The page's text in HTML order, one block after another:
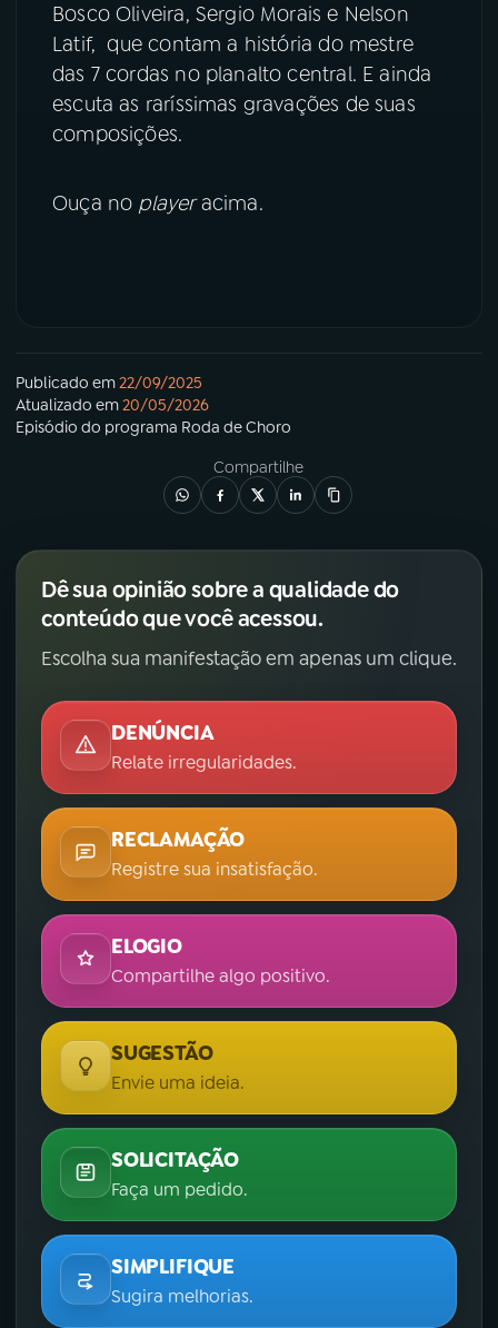
Bosco Oliveira, Sergio Morais e Nelson
Latif, que contam a história do mestre
das 7 cordas no planalto central. E ainda
escuta as raríssimas gravações de suas
composições.
Ouça no playeracima.
Publicado em22/09/2025
Atualizado em20/05/2026
Episódio do programa Roda de Choro
Compartilhe
Dê sua opinião sobre a qualidade do
conteúdo que você acessou.
Escolha sua manifestação em apenas um clique.
DENÚNCIA
Relate irregularidades.
RECLAMAÇÃO
Registre sua insatisfação.
ELOGIO
Compartilhe algo positivo.
SUGESTÃO
Envie uma ideia.
SOLICITAÇÃO
Faça um pedido.
SIMPLIFIQUE
Sugira melhorias.